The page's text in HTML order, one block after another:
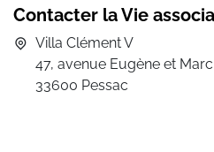
Contacter la Vie
Villa Clément V
47, avenue Eugène et
33600 Pessac